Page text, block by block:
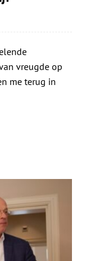
vreugde op
me terug in